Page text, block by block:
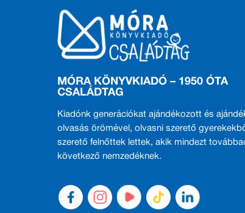
MÓRA KÖNYVKIADÓ – 1950 ÓTA
CSALÁDTAG
Kiadónk generációkat ajándékozott és
olvasás örömével, olvasni szerető
szerető felnőttek lettek, akik mindezt
következő nemzedéknek.